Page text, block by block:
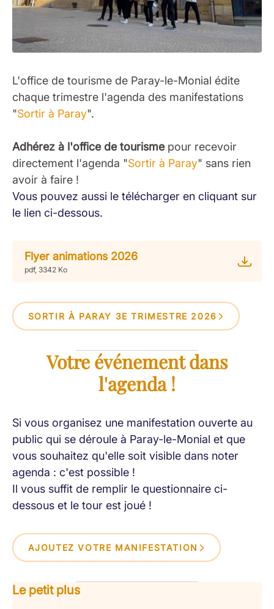
L'office de tourisme de Paray-le-Monial édite
chaque trimestre l'agenda des manifestations
"Sortir à Paray".
Adhérez à l'office de tourismepour recevoir
directement l'agenda "Sortir à Paray" sans rien
avoir à faire !
Vous pouvez aussi le télécharger en cliquant sur
le lien ci-dessous.
Flyer animations 2026
pdf, 3342 Ko
SORTIR À PARAY 3E TRIMESTRE 2026
Votre événement dans
l'agenda !
Si vous organisez une manifestation ouverte au
public qui se déroule à Paray-le-Monial et que
vous souhaitez qu'elle soit visible dans noter
agenda : c'est possible !
Il vous suffit de remplir le questionnaire ci-
dessous et le tour est joué !
AJOUTEZ VOTRE MANIFESTATION
Le petit plus